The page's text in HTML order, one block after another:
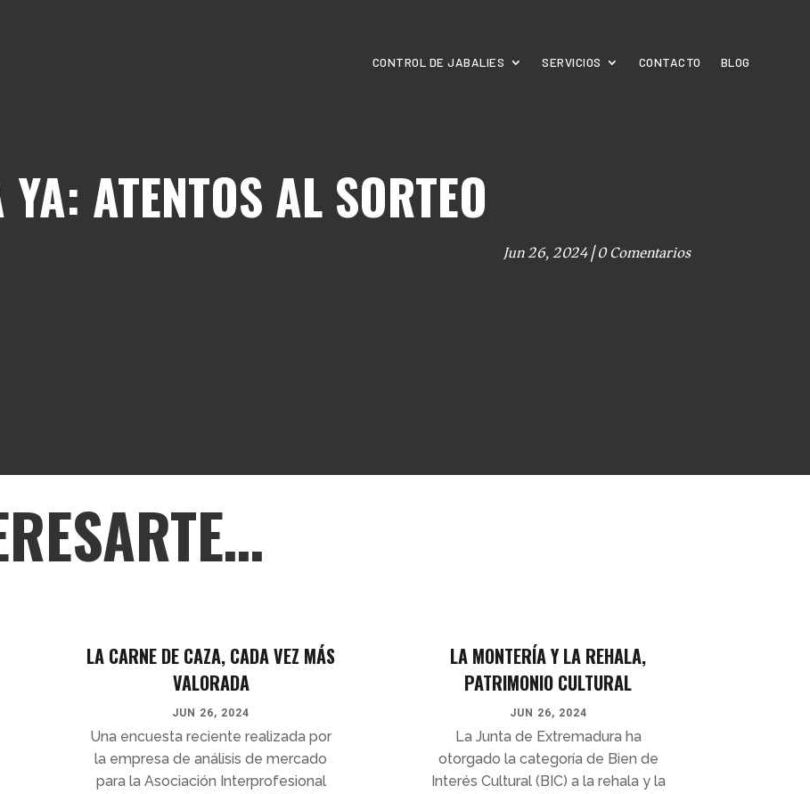
CONTROL DE JABALIES SERVICIOS CONTACTO BLOG
ATENTOS AL SORTEO
Jun 26, 2024|0 Comentarios
LA CARNE DE CAZA, CADA VEZ MÁS
VALORADA
JUN 26, 2024
Una encuesta reciente realizada por
la empresa de análisis de mercado
para la Asociación Interprofesional
LA MONTERÍA Y LA REHALA,
PATRIMONIO CULTURAL
JUN 26, 2024
La Junta de Extremadura ha
otorgado la categoría de Bien de
Interés Cultural (BIC) a la rehala y la